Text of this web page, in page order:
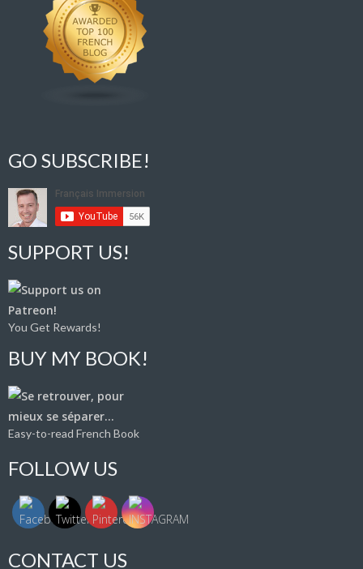
GO SUBSCRIBE!
SUPPORT US!
You Get Rewards!
BUY MY BOOK!
Easy-to-read French Book
FOLLOW US
CONTACT US